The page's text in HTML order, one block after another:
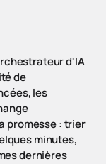
d'IA
de
les
promesse : trier
minutes,
dernières